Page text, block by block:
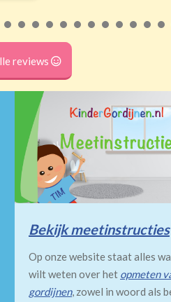
reviews
Bekijk meetinstructies
Op onze website staat alles
wilt weten over het opmeten
gordijnen, zowel in woord als